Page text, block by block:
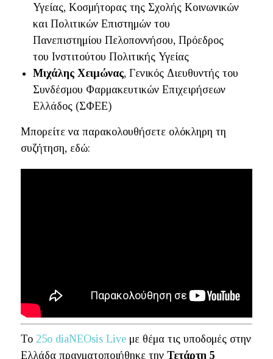
Υγείας, Κοσμήτορας της Σχολής Κοινωνικών
και Πολιτικών Επιστημών του
Πανεπιστημίου Πελοποννήσου, Πρόεδρος
του Ινστιτούτου Πολιτικής Υγείας
Μιχάλης Χειμώνας, Γενικός Διευθυντής του
Συνδέσμου Φαρμακευτικών Επιχειρήσεων
Ελλάδος (ΣΦΕΕ)
Mπορείτε να παρακολουθήσετε ολόκληρη τη
συζήτηση, εδώ:
To 25o diaNEOsis Liveμε θέμα τις υποδομές στην
Ελλάδα πραγματοποιήθηκε την Τετάρτη 5